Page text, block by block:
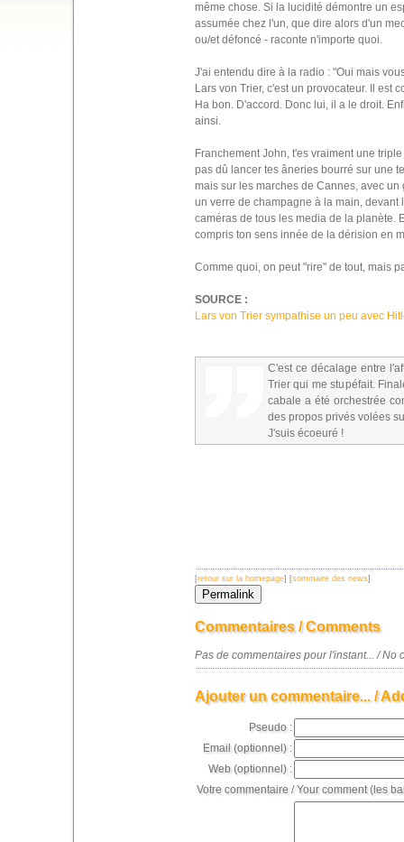
même chose. Si la lucidité démontre un
assumée chez l'un, que dire alors d'un
ou/et défoncé - raconte n'importe quoi.
J'ai entendu dire à la radio : "Oui mais
Lars von Trier, c'est un provocateur. Il est
Ha bon. D'accord. Donc lui, il a le droit.
ainsi.
Franchement John, t'es vraiment une
pas dû lancer tes âneries bourré sur une
mais sur les marches de Cannes, avec un
un verre de champagne à la main, devant
caméras de tous les media de la planète.
compris ton sens innée de la dérision en
Comme quoi, on peut "rire" de tout, mais
SOURCE :
Lars von Trier sympathise un peu avec
C'est ce décalage entre
Trier qui me stupéfait.
cabale a été orchestrée
des propos privés volées
J'suis écoeuré !
[retour sur la homepage] [sommaire des news]
Commentaires / Comments
Pas de commentaires pour l'instant... / No
Ajouter un commentaire... /
Pseudo :
Email (optionnel) :
Web (optionnel) :
Votre commentaire / Your comment (les